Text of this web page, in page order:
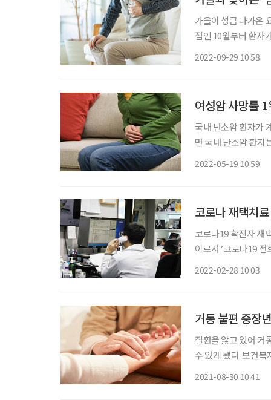
가을이 성큼 다가온
점인 10월부터 환자
2022-09-29 10:58
여성암 사망률
국내 난소암 환자가
면 국내 난소암 환자
2022-05-19 10:59
코로나 재택치
코로나19 확진자 재
이로서 ‘코로나19 전
2022-02-28 10:03
거동 불편 중장
질환을 앓고 있어 거
수 있게 됐다. 보건복
2021-08-30 10:41